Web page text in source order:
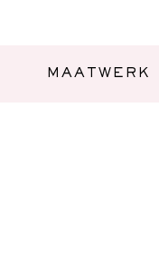
MAATWERK